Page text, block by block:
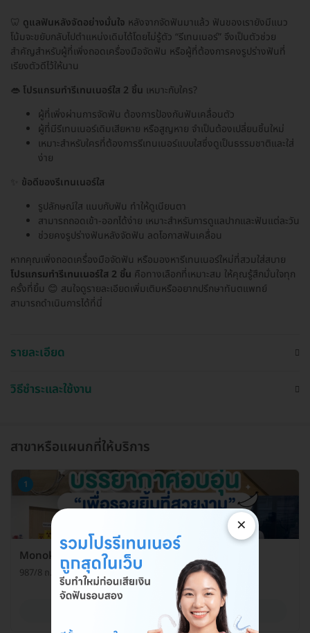
🦷 ดูแลฟันหลังจัดอย่างมั่นใจ หลังจากจัดฟันมาแล้ว ฟันของเรายังมีแนว
โน้มจะขยับกลับไปตำแหน่งเดิมได้โดยไม่รู้ตัว “รีเทนเนอร์” จึงเป็นตัวช่วย
สำคัญสำหรับผู้ที่เพิ่งถอดเครื่องมือจัดฟัน หรือผู้ที่ต้องการคงรูปร่างฟันที่
เรียงตัวดีไว้ให้นาน
👄 โปรแกรมทำรีเทนเนอร์ใส 2 ชิ้น เหมาะกับใคร?
ผู้ที่เพิ่งผ่านการจัดฟัน ต้องการป้องกันฟันเคลื่อนตัว
ผู้ที่มีรีเทนเนอร์เดิมเสียหาย หรือสูญหาย จำเป็นต้องเปลี่ยนชิ้นใหม่
เหมาะสำหรับใครที่ต้องการรีเทนเนอร์แบบใสซึ่งดูเป็นธรรมชาติและใส่
ง่าย
ข้อดีของรีเทนเนอร์ใส
รูปลักษณ์ใส แนบกับฟัน ทำให้ดูเนียนตา
สามารถถอดเข้า-ออกได้ง่าย เหมาะสำหรับการดูแลปากและฟันแต่ละวัน
ช่วยคงรูปร่างฟันหลังจัดฟัน ลดโอกาสฟันเคลื่อน
หากคุณเพิ่งถอดเครื่องมือจัดฟัน หรือมองหารีเทนเนอร์ใหม่ที่สวมใส่สบาย
โปรแกรมทำรีเทนเนอร์ใส 2 ชิ้น คือทางเลือกที่เหมาะสม ให้คุณรู้สึกมั่นใจทุก
ครั้งที่ยิ้ม 😊 สนใจดูรายละเอียดเพิ่มเติมหรืออยากปรึกษาทันตแพทย์
สามารถดำเนินการได้ที่นี่
รายละเอียด
วิธีชำระและใช้งาน
สาขาหรือแผนกที่ให้บริการ
1
Monoko Dental Clinic (โมโนโกะ สหคลินิก)
987/8 ถ. อิสรภาพ แขวงหิรัญรูจี เขตธนบุรี กรุงเทพมหานคร 10600
×